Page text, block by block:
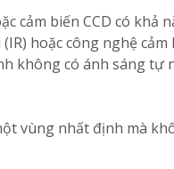
cảm biến CCD có khả
hoặc công nghệ
không có ánh sáng tự
vùng nhất định mà